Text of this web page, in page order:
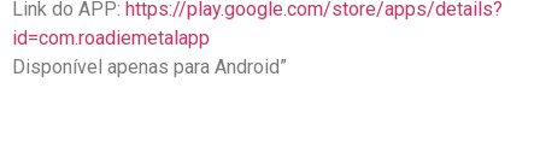
Link do APP: https://play.google.com/store/apps/details?
id=com.roadiemetalapp
Disponível apenas para Android”